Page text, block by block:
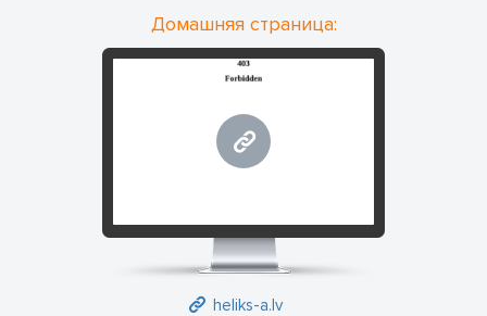
Домашняя страница:
heliks-a.lv